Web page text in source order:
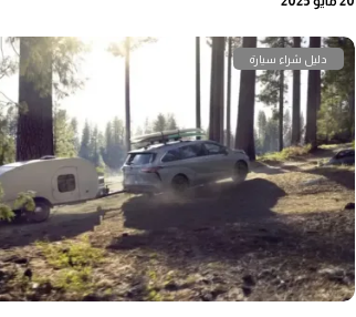
دليل شراء سيارة